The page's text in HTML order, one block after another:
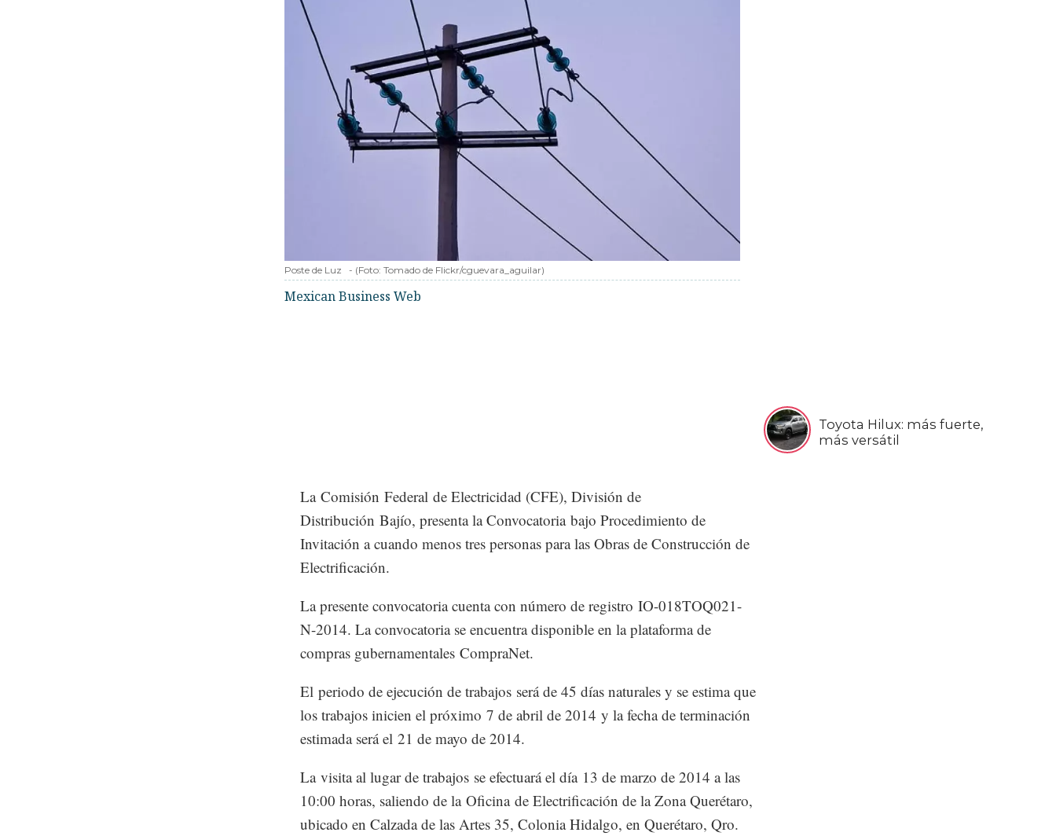
Toyota Hilux: más fuerte,
más versátil
Poste de Luz - (Foto: Tomado de Flickr/cguevara_aguilar)
Mexican Business Web
La Comisión Federal de Electricidad (CFE), División de
Distribución Bajío, presenta la Convocatoria bajo Procedimiento de
Invitación a cuando menos tres personas para las Obras de Construcción de
Electrificación.
La presente convocatoria cuenta con número de registro IO-018TOQ021-
N-2014. La convocatoria se encuentra disponible en la plataforma de
compras gubernamentales CompraNet.
El periodo de ejecución de trabajos será de 45 días naturales y se estima que
los trabajos inicien el próximo 7 de abril de 2014 y la fecha de terminación
estimada será el 21 de mayo de 2014.
La visita al lugar de trabajos se efectuará el día 13 de marzo de 2014 a las
10:00 horas, saliendo de la Oficina de Electrificación de la Zona Querétaro,
ubicado en Calzada de las Artes 35, Colonia Hidalgo, en Querétaro, Qro.